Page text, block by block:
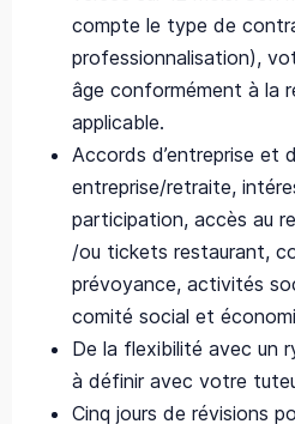
compte le type de
professionnalisation),
âge conformément à la
applicable.
Accords d’entreprise et
entreprise/retraite,
participation, accès au
/ou tickets restaurant,
prévoyance, activités
comité social et
De la flexibilité avec un
à définir avec votre
Cinq jours de révisions